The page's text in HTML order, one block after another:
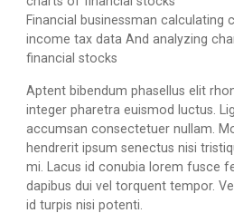
Financial businessman calculating
income tax data And analyzing
financial stocks
Aptent bibendum phasellus elit
integer pharetra euismod luctus.
accumsan consectetuer nullam.
hendrerit ipsum senectus nisi
mi. Lacus id conubia lorem fusce
dapibus dui vel torquent tempor.
id turpis nisi potenti.